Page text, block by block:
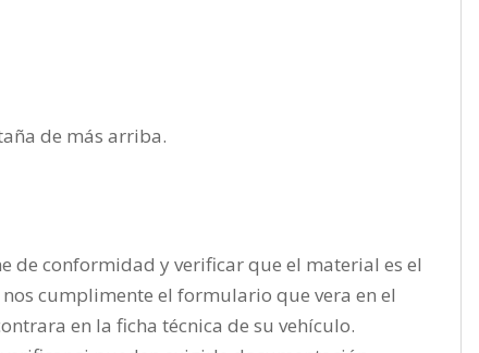
de más arriba.
de conformidad y verificar que el material es el
cumplimente el formulario que vera en el
en la ficha técnica de su vehículo.